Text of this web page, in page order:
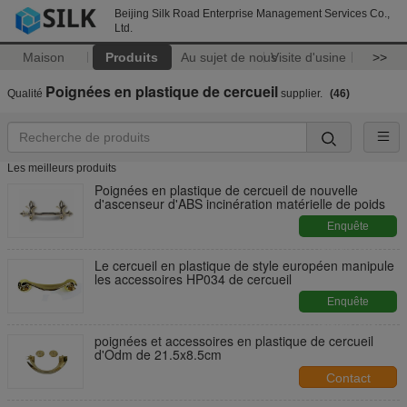
Beijing Silk Road Enterprise Management Services Co.,
Ltd.
Maison Produits Au sujet de nousVisite d'usine >>
Qualité Poignées en plastique de cercueil supplier. (46)
Les meilleurs produits
Poignées en plastique de cercueil de nouvelle
d'ascenseur d'ABS incinération matérielle de poids
Enquête
Le cercueil en plastique de style européen manipule
les accessoires HP034 de cercueil
Enquête
poignées et accessoires en plastique de cercueil
d'Odm de 21.5x8.5cm
Contact